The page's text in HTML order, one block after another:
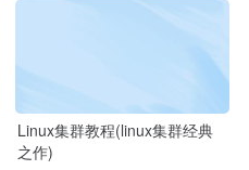
Linux集群教程(linux集群经典
之作)